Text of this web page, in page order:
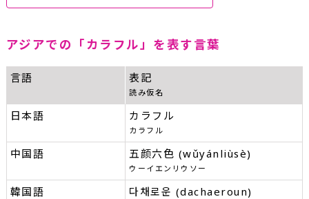
アジアでの「カラフル」を表す言葉
言語 表記
読み仮名
日本語 カラフル
カラフル
中国語 五颜六色 (wǔyánliùsè)
ウーイエンリウソー
韓国語 다채로운 (dachaeroun)